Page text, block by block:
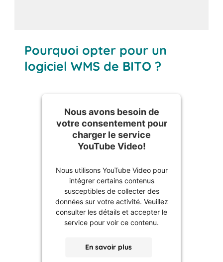
Pourquoi opter pour un
logiciel WMS de BITO ?
Nous avons besoin de
votre consentement pour
charger le service
YouTube Video!
Nous utilisons YouTube Video pour
intégrer certains contenus
susceptibles de collecter des
données sur votre activité. Veuillez
consulter les détails et accepter le
service pour voir ce contenu.
En savoir plus